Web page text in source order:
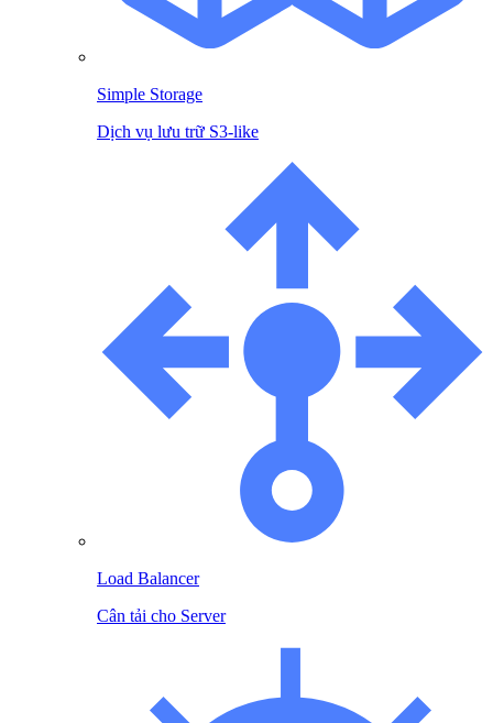
Simple Storage
Dịch vụ lưu trữ S3-like
Load Balancer
Cân tải cho Server